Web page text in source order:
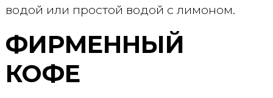
водой или простой водой с лимоном.
ФИРМЕННЫЙ
КОФЕ